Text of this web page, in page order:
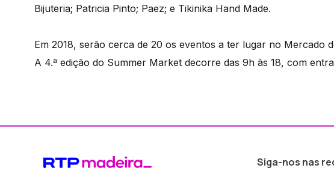
Bijuteria; Patricia Pinto; Paez; e Tikinika Hand Made.
Em 2018, serão cerca de 20 os eventos a ter lugar no Mercado
A 4.ª edição do Summer Market decorre das 9h às 18, com
Siga-nos nas